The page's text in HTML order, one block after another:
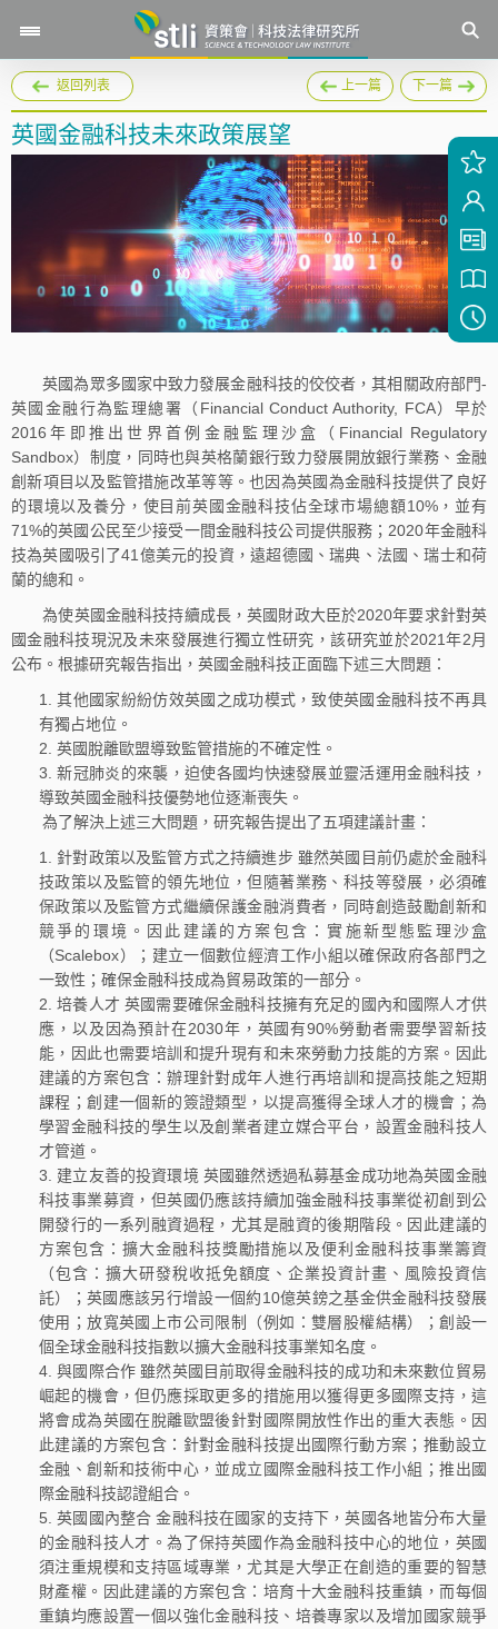
返回列表 上一篇 下一篇
英國金融科技未來政策展望
英國為眾多國家中致力發展金融科技的佼佼者，其相關政府部門-
英國金融行為監理總署（Financial Conduct Authority, FCA）早於
2016年即推出世界首例金融監理沙盒（Financial Regulatory
Sandbox）制度，同時也與英格蘭銀行致力發展開放銀行業務、金融
創新項目以及監管措施改革等等。也因為英國為金融科技提供了良好
的環境以及養分，使目前英國金融科技佔全球市場總額10%，並有
71%的英國公民至少接受一間金融科技公司提供服務；2020年金融科
技為英國吸引了41億美元的投資，遠超德國、瑞典、法國、瑞士和荷
蘭的總和。
為使英國金融科技持續成長，英國財政大臣於2020年要求針對英
國金融科技現況及未來發展進行獨立性研究，該研究並於2021年2月
公布。根據研究報告指出，英國金融科技正面臨下述三大問題：
其他國家紛紛仿效英國之成功模式，致使英國金融科技不再具
有獨占地位。
英國脫離歐盟導致監管措施的不確定性。
新冠肺炎的來襲，迫使各國均快速發展並靈活運用金融科技，
導致英國金融科技優勢地位逐漸喪失。
為了解決上述三大問題，研究報告提出了五項建議計畫：
針對政策以及監管方式之持續進步 雖然英國目前仍處於金融科
技政策以及監管的領先地位，但隨著業務、科技等發展，必須確
保政策以及監管方式繼續保護金融消費者，同時創造鼓勵創新和
競爭的環境。因此建議的方案包含：實施新型態監理沙盒
（Scalebox）；建立一個數位經濟工作小組以確保政府各部門之
一致性；確保金融科技成為貿易政策的一部分。
培養人才 英國需要確保金融科技擁有充足的國內和國際人才供
應，以及因為預計在2030年，英國有90%勞動者需要學習新技
能，因此也需要培訓和提升現有和未來勞動力技能的方案。因此
建議的方案包含：辦理針對成年人進行再培訓和提高技能之短期
課程；創建一個新的簽證類型，以提高獲得全球人才的機會；為
學習金融科技的學生以及創業者建立媒合平台，設置金融科技人
才管道。
建立友善的投資環境 英國雖然透過私募基金成功地為英國金融
科技事業募資，但英國仍應該持續加強金融科技事業從初創到公
開發行的一系列融資過程，尤其是融資的後期階段。因此建議的
方案包含：擴大金融科技獎勵措施以及便利金融科技事業籌資
（包含：擴大研發稅收抵免額度、企業投資計畫、風險投資信
託）；英國應該另行增設一個約10億英鎊之基金供金融科技發展
使用；放寬英國上市公司限制（例如：雙層股權結構）；創設一
個全球金融科技指數以擴大金融科技事業知名度。
與國際合作 雖然英國目前取得金融科技的成功和未來數位貿易
崛起的機會，但仍應採取更多的措施用以獲得更多國際支持，這
將會成為英國在脫離歐盟後針對國際開放性作出的重大表態。因
此建議的方案包含：針對金融科技提出國際行動方案；推動設立
金融、創新和技術中心，並成立國際金融科技工作小組；推出國
際金融科技認證組合。
英國國內整合 金融科技在國家的支持下，英國各地皆分布大量
的金融科技人才。為了保持英國作為金融科技中心的地位，英國
須注重規模和支持區域專業，尤其是大學正在創造的重要的智慧
財產權。因此建議的方案包含：培育十大金融科技重鎮，而每個
重鎮均應設置一個以強化金融科技、培養專家以及增加國家競爭